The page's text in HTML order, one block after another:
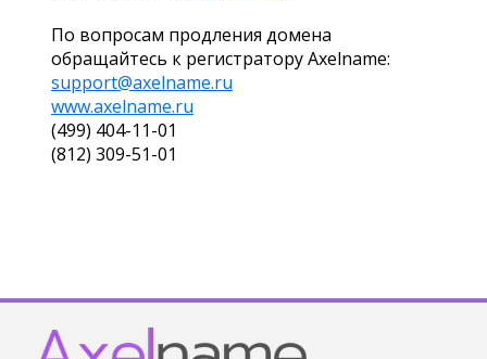
По вопросам продления домена
обращайтесь к регистратору Axelname:
support@axelname.ru
www.axelname.ru
(499) 404-11-01
(812) 309-51-01